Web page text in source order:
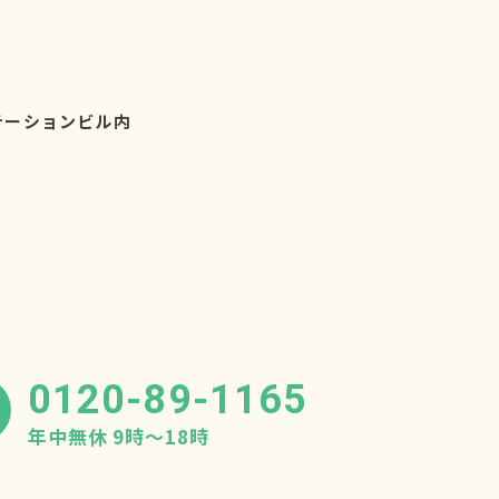
ションビル内
0120-89-1165
年中無休 9時〜18時